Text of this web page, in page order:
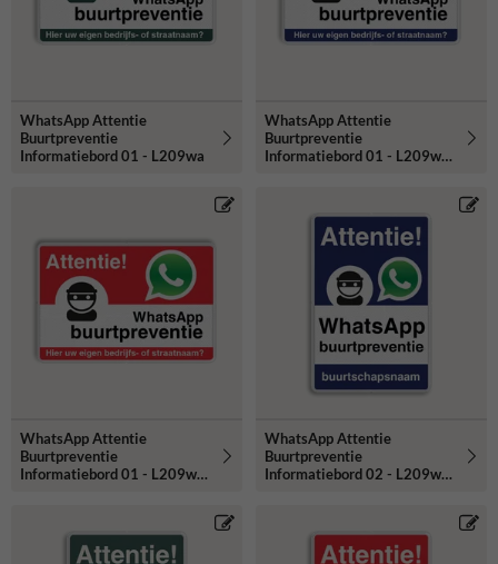
WhatsApp Attentie
Buurtpreventie
Informatiebord 01 - L209wa
WhatsApp Attentie
Buurtpreventie
Informatiebord 01 - L209wa-
WhatsApp Attentie
Buurtpreventie
Informatiebord 01 - L209wa-
WhatsApp Attentie
Buurtpreventie
Informatiebord 02 - L209wa-